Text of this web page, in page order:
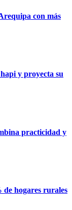
con más
y proyecta su
practicidad y
hogares rurales